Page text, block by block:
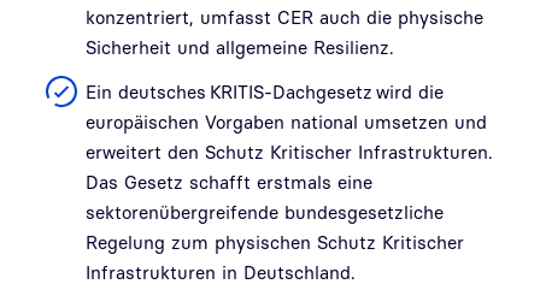
konzentriert, umfasst CER auch die physische
Sicherheit und allgemeine Resilienz.
Ein deutsches KRITIS-Dachgesetz wird die
europäischen Vorgaben national umsetzen und
erweitert den Schutz Kritischer Infrastrukturen.
Das Gesetz schafft erstmals eine
sektorenübergreifende bundesgesetzliche
Regelung zum physischen Schutz Kritischer
Infrastrukturen in Deutschland.